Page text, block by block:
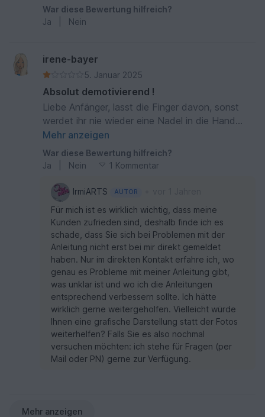
War diese Bewertung hilfreich?
Ja
Nein
irene-bayer
5. Januar 2025
Absolut demotivierend !
Liebe Anfänger, lasst die Finger davon, sonst
werdet ihr nie wieder eine Nadel in die Hand
nehmen. Ich bin Dauerhäklerin und habe schon
viele schwierige Anleitungen durchgearbeitet und
schöne Stücke erhalten. Das hier ist so
nie sicher sein kann. In den Fotos ist nicht klar
erkennbar welche Masche gemeint ist und der
Film, so man ihn auf Youtube überhaupt
findet(O6O oder 060?), ist zu schnell zu
unübersichtlich und ohne sprachliche Erklärung.
Den einen Stern von mir gibt's nur für das
schöne Motiv. Falls es mit einer normalen
Häkelart gehäkelt wird. Frieditta
Mehr anzeigen
War diese Bewertung hilfreich?
Ja
Nein 1 Kommentar
IrmiARTS AUTOR
Für mich ist es wirklich wichtig, dass meine
Kunden zufrieden sind, deshalb finde ich es
schade, dass Sie sich bei Problemen mit der
Anleitung nicht erst bei mir direkt gemeldet
haben. Nur im direkten Kontakt erfahre ich, wo
genau es Probleme mit meiner Anleitung gibt,
was unklar ist und wo ich die Anleitungen
entsprechend verbessern sollte. Ich hätte
wirklich gerne weitergeholfen. Vielleicht würde
Ihnen eine grafische Darstellung statt der Fotos
weiterhelfen? Falls Sie es also nochmal
versuchen möchten: ich stehe für Fragen (per
Mail oder PN) gerne zur Verfügung.
Mehr anzeigen